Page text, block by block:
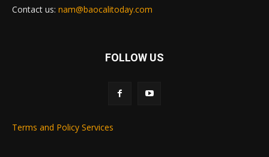
Contact us: nam@baocalitoday.com
FOLLOW US
Terms and Policy Services